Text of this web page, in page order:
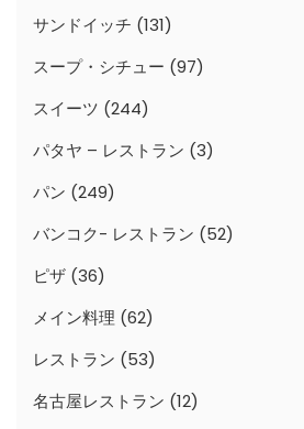
サンドイッチ (131)
スープ・シチュー (97)
スイーツ (244)
パタヤ – レストラン (3)
パン (249)
バンコク- レストラン (52)
ピザ (36)
メイン料理 (62)
レストラン (53)
名古屋レストラン (12)